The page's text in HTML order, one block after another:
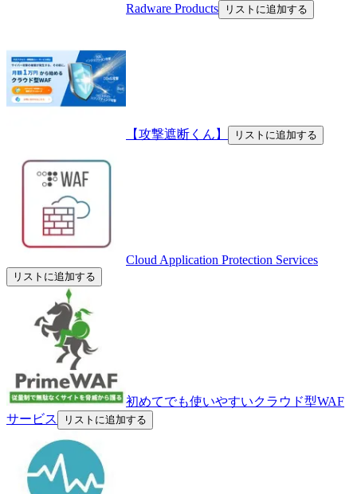
Radware Products リストに追加する
【攻撃遮断くん】 リストに追加する
Cloud Application Protection Services
リストに追加する
初めてでも使いやすいクラウド型WAF
サービス
リストに追加する